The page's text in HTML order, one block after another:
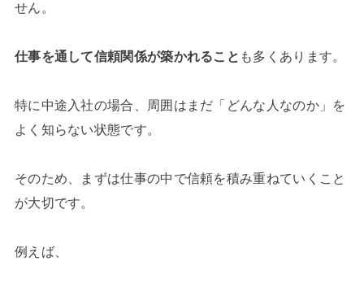
せん。
仕事を通して信頼関係が築かれること も多くあります。
特に中途入社の場合、周囲はまだ「どんな人なのか」を
よく知らない状態です。
そのため、まずは仕事の中で信頼を積み重ねていくこと
が大切です。
例えば、